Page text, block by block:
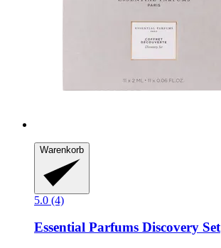
Warenkorb
5.0 (4)
Essential Parfums Discovery Set